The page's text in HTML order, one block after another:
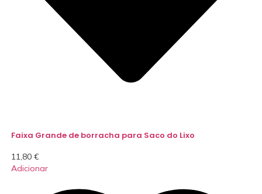
Faixa Grande de borracha para Saco do Lixo
11,80 €
Adicionar